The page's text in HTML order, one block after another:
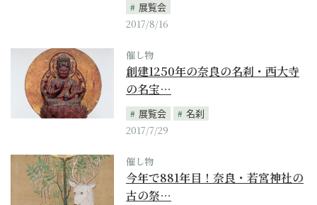
展覧会
2017/8/16
催し物
創建1250年の奈良の名刹・西大寺
の名宝…
展覧会
名刹
2017/7/29
催し物
今年で881年目！奈良・若宮神社の
古の祭…